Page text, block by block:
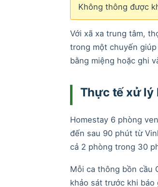
Không thông được
Với xã xa trung tâm,
trong một chuyến
bằng miệng hoặc ghi
Thực tế xử lý
Homestay 6 phòng
đến sau 90 phút từ
cả 2 phòng trong 30
Mỗi ca thông bồn cầu
khảo sát trước khi báo